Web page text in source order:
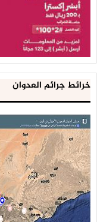
○مصدر عسكري في
منافقي العدوان
○المصدر العسكري:
العملية العسكرية
○احراق دبابة
مدفعي
○إعطاب دبابة لمنافقي
والمحضار في منطقة
○احراق آلية عسكرية
جبل ريشان بمديرية
خرائط جرائم العدوان